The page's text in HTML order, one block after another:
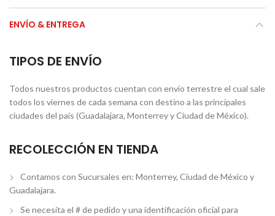
ENVÍO & ENTREGA
TIPOS DE ENVÍO
Todos nuestros productos cuentan con envío terrestre el cual sale
todos los viernes de cada semana con destino a las principales
ciudades del país (Guadalajara, Monterrey y Ciudad de México).
RECOLECCIÓN EN TIENDA
Contamos con Sucursales en: Monterrey, Ciudad de México y
Guadalajara.
Se necesita el # de pedido y una identificación oficial para